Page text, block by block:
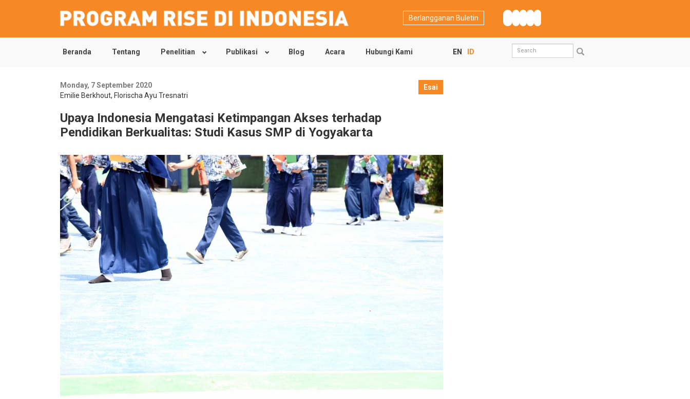
Berlangganan Buletin
Beranda Tentang Penelitian Publikasi Blog Acara Hubungi Kami EN ID
Search
Esai
Monday, 7 September 2020
Emilie Berkhout, Florischa Ayu Tresnatri
Upaya Indonesia Mengatasi Ketimpangan Akses terhadap
Pendidikan Berkualitas: Studi Kasus SMP di Yogyakarta